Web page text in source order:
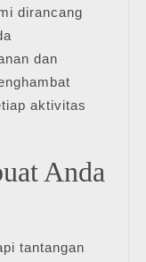
dirancang
dan
aktivitas
Anda
tantangan